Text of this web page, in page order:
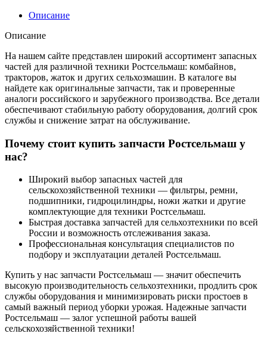
Описание
Описание
На нашем сайте представлен широкий ассортимент запасных
частей для различной техники Ростсельмаш: комбайнов,
тракторов, жаток и других сельхозмашин. В каталоге вы
найдете как оригинальные запчасти, так и проверенные
аналоги российского и зарубежного производства. Все детали
обеспечивают стабильную работу оборудования, долгий срок
службы и снижение затрат на обслуживание.
Почему стоит купить запчасти Ростсельмаш у
нас?
Широкий выбор запасных частей для
сельскохозяйственной техники — фильтры, ремни,
подшипники, гидроцилиндры, ножи жатки и другие
комплектующие для техники Ростсельмаш.
Быстрая доставка запчастей для сельхозтехники по всей
России и возможность отслеживания заказа.
Профессиональная консультация специалистов по
подбору и эксплуатации деталей Ростсельмаш.
Купить у нас запчасти Ростсельмаш — значит обеспечить
высокую производительность сельхозтехники, продлить срок
службы оборудования и минимизировать риски простоев в
самый важный период уборки урожая. Надежные запчасти
Ростсельмаш — залог успешной работы вашей
сельскохозяйственной техники!